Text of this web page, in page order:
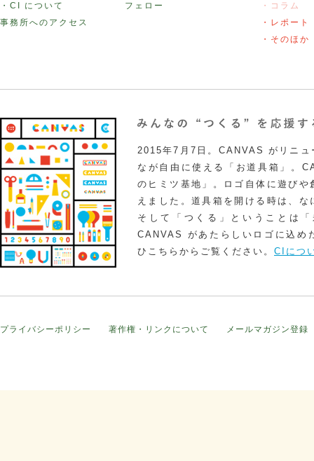
・CI について
事務所へのアクセス
フェロー
・コラム
・レポート
・そのほか
2015年7月7日。CANVAS がリニュ
なが自由に使える「お道具箱」。
のヒミツ基地」。ロゴ自体に遊び
えました。道具箱を開ける時は、
そして「つくる」ということは
CANVAS があたらしいロゴに込め
ひこちらからご覧ください。 CIにつ
プライバシーポリシー 著作権・リンクについて メールマガジン登録